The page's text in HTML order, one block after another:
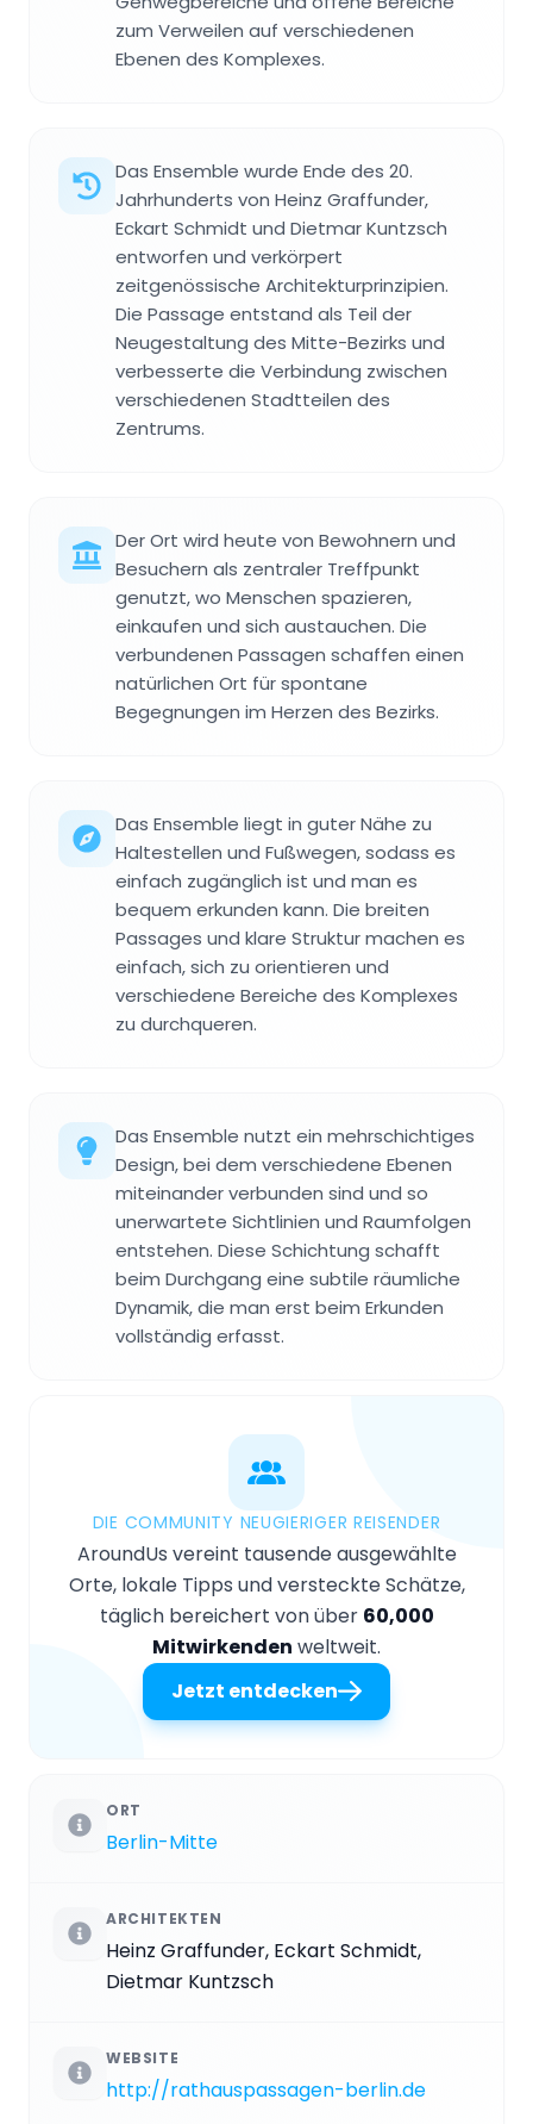
zum Verweilen auf verschiedenen
Ebenen des Komplexes.
Das Ensemble wurde Ende des 20.
Jahrhunderts von Heinz Graffunder,
Eckart Schmidt und Dietmar Kuntzsch
entworfen und verkörpert
zeitgenössische Architekturprinzipien.
Die Passage entstand als Teil der
Neugestaltung des Mitte-Bezirks und
verbesserte die Verbindung zwischen
verschiedenen Stadtteilen des
Zentrums.
Der Ort wird heute von Bewohnern und
Besuchern als zentraler Treffpunkt
genutzt, wo Menschen spazieren,
einkaufen und sich austauchen. Die
verbundenen Passagen schaffen einen
natürlichen Ort für spontane
Begegnungen im Herzen des Bezirks.
Das Ensemble liegt in guter Nähe zu
Haltestellen und Fußwegen, sodass es
einfach zugänglich ist und man es
bequem erkunden kann. Die breiten
Passages und klare Struktur machen es
einfach, sich zu orientieren und
verschiedene Bereiche des Komplexes
zu durchqueren.
Das Ensemble nutzt ein mehrschichtiges
Design, bei dem verschiedene Ebenen
miteinander verbunden sind und so
unerwartete Sichtlinien und Raumfolgen
entstehen. Diese Schichtung schafft
beim Durchgang eine subtile räumliche
Dynamik, die man erst beim Erkunden
vollständig erfasst.
DIE COMMUNITY NEUGIERIGER REISENDER
AroundUs vereint tausende ausgewählte
Orte, lokale Tipps und versteckte Schätze,
täglich bereichert von über 60,000
Mitwirkenden weltweit.
Jetzt entdecken
ORT
Berlin-Mitte
ARCHITEKTEN
Heinz Graffunder, Eckart Schmidt,
Dietmar Kuntzsch
WEBSITE
http://rathauspassagen-berlin.de